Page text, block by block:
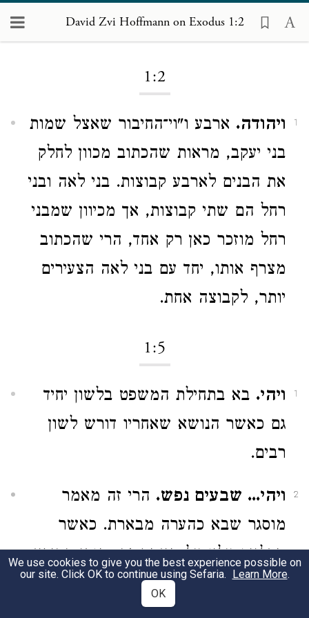
David Zvi Hoffmann on Exodus 1:2
1:2
1 ויהודה. ארבע ו"וי־החיבור שאצל שמות
בני יעקב, מראות שהכתוב מכוון לחלק
את הבנים לארבע קבוצות. בני לאה ובני
רחל הם שתי קבוצות, אך מכיוון שמבני
רחל מוזכר כאן רק אחד, הרי שהכתוב
מצרף אותו, יחד עם בני לאה הצעירים
יותר, לקבוצה אחת.
1:5
1 ויהי. בא בתחילת המשפט בלשון יחיד
גם כאשר הנושא שאחריו דורש לשון
רבים.
2 ויהי... שבעים נפש. הרי זה מאמר
מוסגר שבא כהערה מבארת. כאשר
מדלגים עליו על מאמר זה, מובן הסיפא
של הכתוב - "ויוסף היה במצרים".
We use cookies to give you the best experience possible on
our site. Click OK to continue using Sefaria. Learn More.
OK